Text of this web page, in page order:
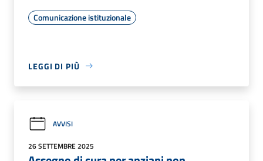
Comunicazione istituzionale
LEGGI DI PIÙ
AVVISI
26 SETTEMBRE 2025